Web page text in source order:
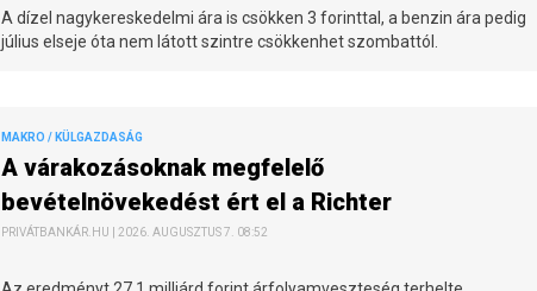
A dízel nagykereskedelmi ára is csökken 3 forinttal, a benzin ára pedig
július elseje óta nem látott szintre csökkenhet szombattól.
MAKRO / KÜLGAZDASÁG
A várakozásoknak megfelelő
bevételnövekedést ért el a Richter
PRIVÁTBANKÁR.HU | 2026. AUGUSZTUS 7. 08:52